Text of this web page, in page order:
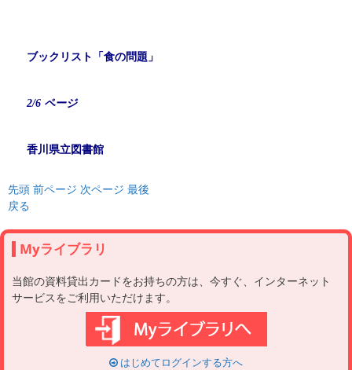
ブックリスト「食の問題」
2/6 ページ
香川県立図書館
先頭 前ページ 次ページ 最後
戻る
Myライブラリ
当館の資料貸出カードをお持ちの方は、今すぐ、インターネット
サービスをご利用いただけます。
はじめてログインする方へ